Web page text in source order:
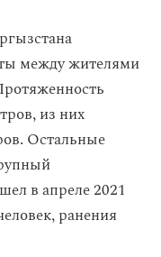
между жителями
из них
Остальные
в апреле 2021
ранения